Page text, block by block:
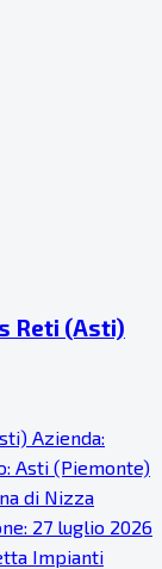
Reti (Asti)
Azienda:
Asti (Piemonte)
di Nizza
27 luglio 2026
Impianti